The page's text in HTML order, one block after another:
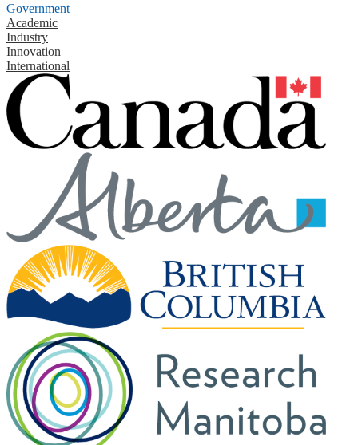
Government
Academic
Industry
Innovation
International